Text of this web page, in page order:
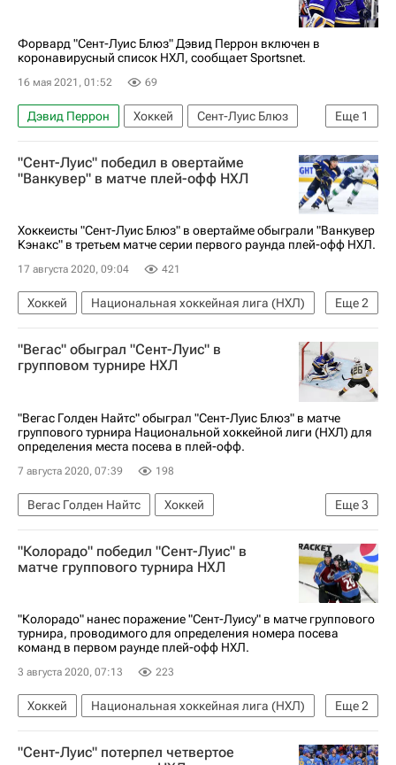
Форвард "Сент-Луис Блюз" Дэвид Перрон включен в
коронавирусный список НХЛ, сообщает Sportsnet.
16 мая 2021, 01:52 69
Еще 1
Дэвид Перрон Хоккей
Сент-Луис Блюз
Колорадо Эвеланш
"Сент-Луис" победил в овертайме
"Ванкувер" в матче плей-офф НХЛ
Хоккеисты "Сент-Луис Блюз" в овертайме обыграли "Ванкувер
Кэнакс" в третьем матче серии первого раунда плей-офф НХЛ.
17 августа 2020, 09:04 421
Еще2
Хоккей
Национальная хоккейная лига (НХЛ)
Ванкувер Кэнакс
Сент-Луис Блюз
"Вегас" обыграл "Сент-Луис" в
групповом турнире НХЛ
"Вегас Голден Найтс" обыграл "Сент-Луис Блюз" в матче
группового турнира Национальной хоккейной лиги (НХЛ) для
определения места посева в плей-офф.
7 августа 2020, 07:39 198
Еще3
Вегас Голден Найтс
Хоккей
Национальная хоккейная лига (НХЛ)
Сент-Луис Блюз
Даллас Старз
"Колорадо" победил "Сент-Луис" в
матче группового турнира НХЛ
"Колорадо" нанес поражение "Сент-Луису" в матче группового
турнира, проводимого для определения номера посева
команд в первом раунде плей-офф НХЛ.
3 августа 2020, 07:13 223
Еще2
Хоккей
Национальная хоккейная лига (НХЛ)
Сент-Луис Блюз
Колорадо Эвеланш
"Сент-Луис" потерпел четвертое